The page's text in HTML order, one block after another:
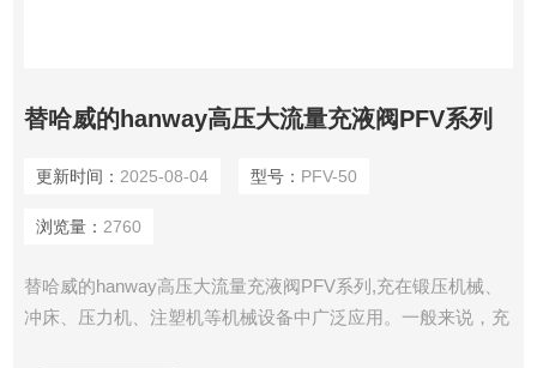
替哈威的hanway高压大流量充液阀PFV系列
更新时间： 2025-08-04 型号： PFV-50
浏览量： 2760
替哈威的hanway高压大流量充液阀PFV系列,充在锻压机械、
冲床、压力机、注塑机等机械设备中广泛应用。一般来说，充